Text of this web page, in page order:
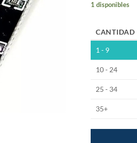
1 disponibles
CANTIDAD
1 - 9
10 - 24
25 - 34
35+